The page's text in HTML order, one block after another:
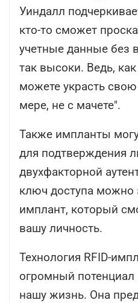
Уиндалл
кто-то сможет
учетные данные без
так высоки. Ведь,
можете украсть
мере, не с мачете".
Также импланты
для подтверждения
двухфакторной
ключ доступа можно
имплант, который
вашу личность.
Технология RFID-
огромный
нашу жизнь. Она